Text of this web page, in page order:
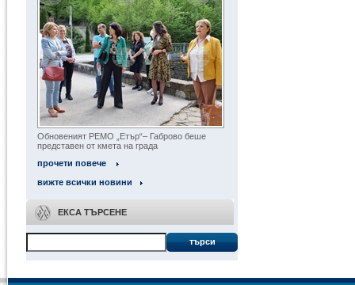
Обновеният РЕМО „Етър“– Габрово беше
представен от кмета на града
прочети повече
вижте всички новини
ЕКСА ТЪРСЕНЕ
търси